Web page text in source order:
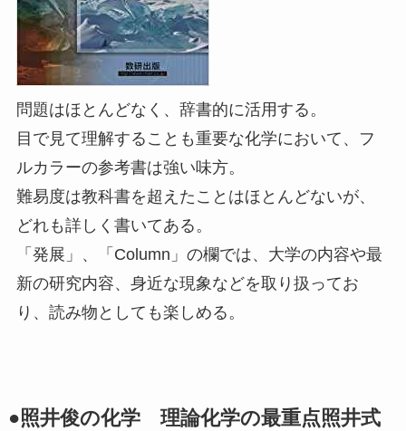
問題はほとんどなく、辞書的に活用する。
目で見て理解することも重要な化学において、フ
ルカラーの参考書は強い味方。
難易度は教科書を超えたことはほとんどないが、
どれも詳しく書いてある。
「発展」、「Column」の欄では、大学の内容や最
新の研究内容、身近な現象などを取り扱ってお
り、読み物としても楽しめる。
●照井俊の化学 理論化学の最重点照井式